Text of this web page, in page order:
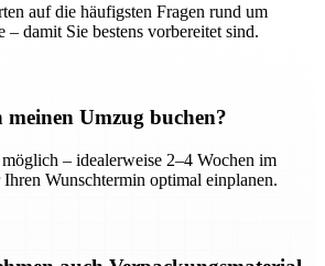
auf die häufigsten Fragen rund um
– damit Sie bestens vorbereitet sind.
Umzug buchen?
– idealerweise 2–4 Wochen im
Wunschtermin optimal einplanen.